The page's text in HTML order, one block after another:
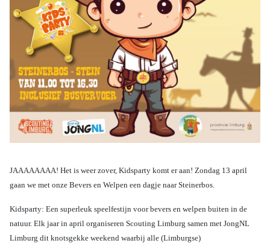
JAAAAAAAA! Het is weer zover, Kidsparty komt er aan! Zondag 13 april
gaan we met onze Bevers en Welpen een dagje naar Steinerbos.
Kidsparty: Een superleuk speelfestijn voor bevers en welpen buiten in de
natuur. Elk jaar in april organiseren Scouting Limburg samen met JongNL
Limburg dit knotsgekke weekend waarbij alle (Limburgse)